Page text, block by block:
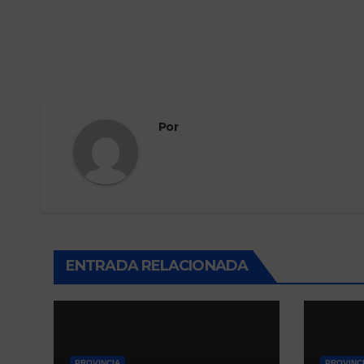
Por
ENTRADA RELACIONADA